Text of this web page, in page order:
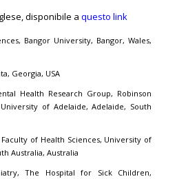
disponibile aquesto link
Bangor University, Bangor, Wales,
Georgia, USA
Health Research Group, Robinson
of Adelaide, Adelaide, South
Faculty of Health Sciences, University of
Australia, Australia
The Hospital for Sick Children,